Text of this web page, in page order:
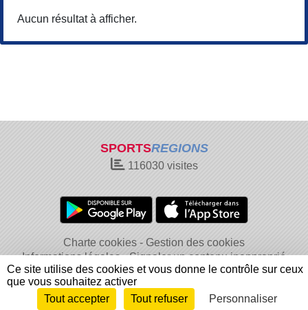
Aucun résultat à afficher.
SPORTSREGIONS
116030visites
Charte cookies
Gestion des cookies
Informations légales
Signaler un contenu inapproprié
Envie de participer ? Connexion
Ce site utilise des cookies et vous donne le contrôle sur ceux
que vous souhaitez activer
Tout accepter
Tout refuser Personnaliser